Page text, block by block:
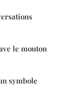
le mouton
symbole